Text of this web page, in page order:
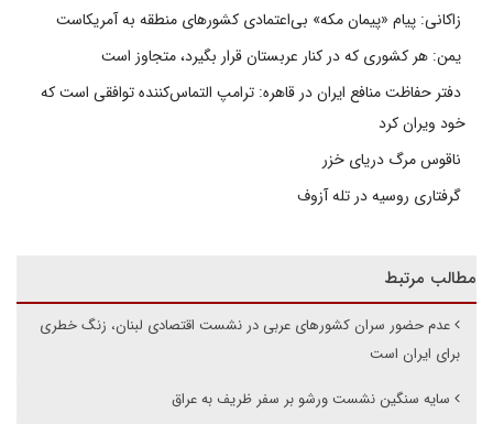
زاکانی: پیام «پیمان مکه» بی‌اعتمادی کشورهای منطقه به آمریکاست
یمن: هر کشوری که در کنار عربستان قرار بگیرد، متجاوز است
دفتر حفاظت منافع ایران در قاهره: ترامپ التماس‌کننده توافقی است که
خود ویران کرد
ناقوس مرگ دریای خزر
گرفتاری روسیه در تله آزوف
مطالب مرتبط
عدم حضور سران کشورهای عربی در نشست اقتصادی لبنان، زنگ خطری
برای ایران است
سایه سنگین نشست ورشو بر سفر ظریف به عراق